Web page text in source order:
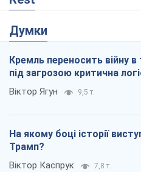
Думки
Кремль переносить війну
під загрозою критична
Віктор Ягун 9,5 т.
На якому боці історії
Трамп?
Віктор Каспрук 7,8 т.